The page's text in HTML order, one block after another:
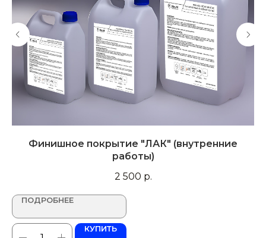
Финишное покрытие "ЛАК" (внутренние
работы)
2 500 р.
ПОДРОБНЕЕ
КУПИТЬ